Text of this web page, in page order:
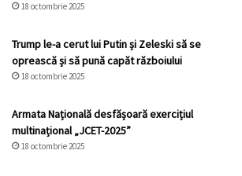
18 octombrie 2025
Trump le-a cerut lui Putin și Zeleski să se
oprească și să pună capăt războiului
18 octombrie 2025
Armata Națională desfășoară exercițiul
multinațional „JCET-2025”
18 octombrie 2025